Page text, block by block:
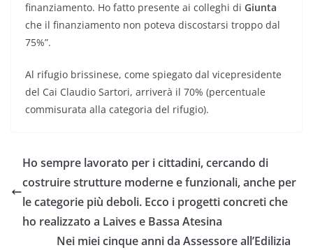
finanziamento. Ho fatto presente ai colleghi di Giunta
che il finanziamento non poteva discostarsi troppo dal
75%”.
Al rifugio brissinese, come spiegato dal vicepresidente
del Cai Claudio Sartori, arriverà il 70% (percentuale
commisurata alla categoria del rifugio).
Ho sempre lavorato per i cittadini, cercando di
costruire strutture moderne e funzionali, anche per
le categorie più deboli. Ecco i progetti concreti che
ho realizzato a Laives e Bassa Atesina
Nei miei cinque anni da Assessore all’Edilizia